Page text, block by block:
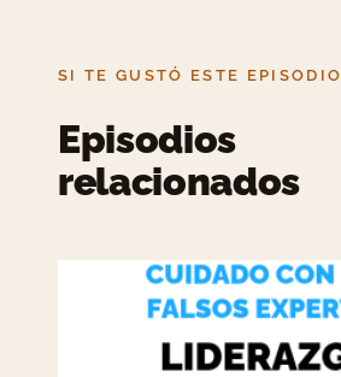
SI TE GUSTÓ ESTE EPISODIO
Episodios
relacionados